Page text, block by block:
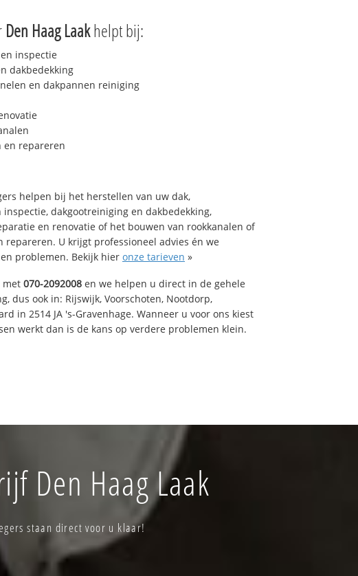
Den Haag Laakhelpt bij:
inspectie
dakbedekking
en dakpannen reiniging
en repareren
helpen bij het herstellen van uw dak,
inspectie, dakgootreiniging en dakbedekking,
en renovatie of het bouwen van rookkanalen of
repareren. U krijgt professioneel advies én we
problemen. Bekijk hier onze tarieven »
met 070-2092008 en we helpen u direct in de gehele
dus ook in: Rijswijk, Voorschoten, Nootdorp,
in 2514 JA 's-Gravenhage. Wanneer u voor ons kiest
werkt dan is de kans op verdere problemen klein.
Den Haag Laak
staan direct voor u klaar!